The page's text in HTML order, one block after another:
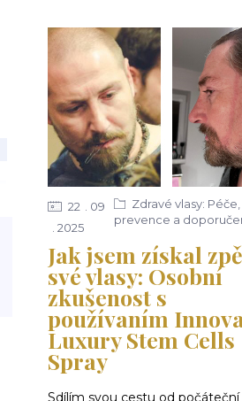
Jak jsem získal
své vlasy: Osobní
zkušenost s
používaním
Luxury Stem Cells
Spray
22
09
2025
Zdravé vlasy: Péče,
prevence a
Sdílím svou cestu od počáteční